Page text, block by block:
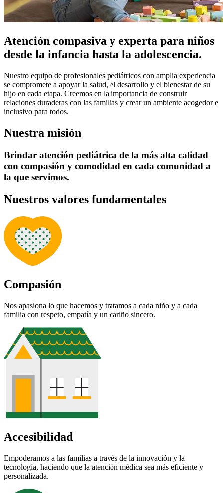
Atención compasiva y experta para niños
desde la infancia hasta la adolescencia.
Nuestro equipo de profesionales pediátricos con amplia experiencia
se compromete a apoyar la salud, el desarrollo y el bienestar de su
hijo en cada etapa. Creemos en la importancia de construir
relaciones duraderas con las familias y crear un ambiente acogedor e
inclusivo para todos.
Nuestra misión
Brindar atención pediátrica de la más alta calidad
con compasión y comodidad en cada comunidad a
la que servimos.
Nuestros valores fundamentales
Compasión
Nos apasiona lo que hacemos y tratamos a cada niño y a cada
familia con respeto, empatía y un cariño sincero.
Accesibilidad
Empoderamos a las familias a través de la innovación y la
tecnología, haciendo que la atención médica sea más eficiente y
personalizada.